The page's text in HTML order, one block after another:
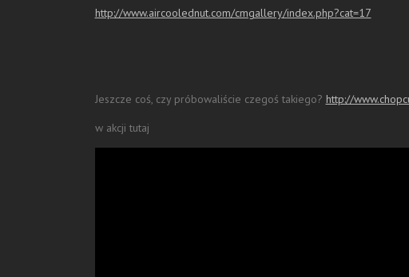
http://www.aircoolednut.com/cmgallery/index.php?cat=17
Jeszcze coś, czy próbowaliście czegoś takiego? http://
w akcji tutaj